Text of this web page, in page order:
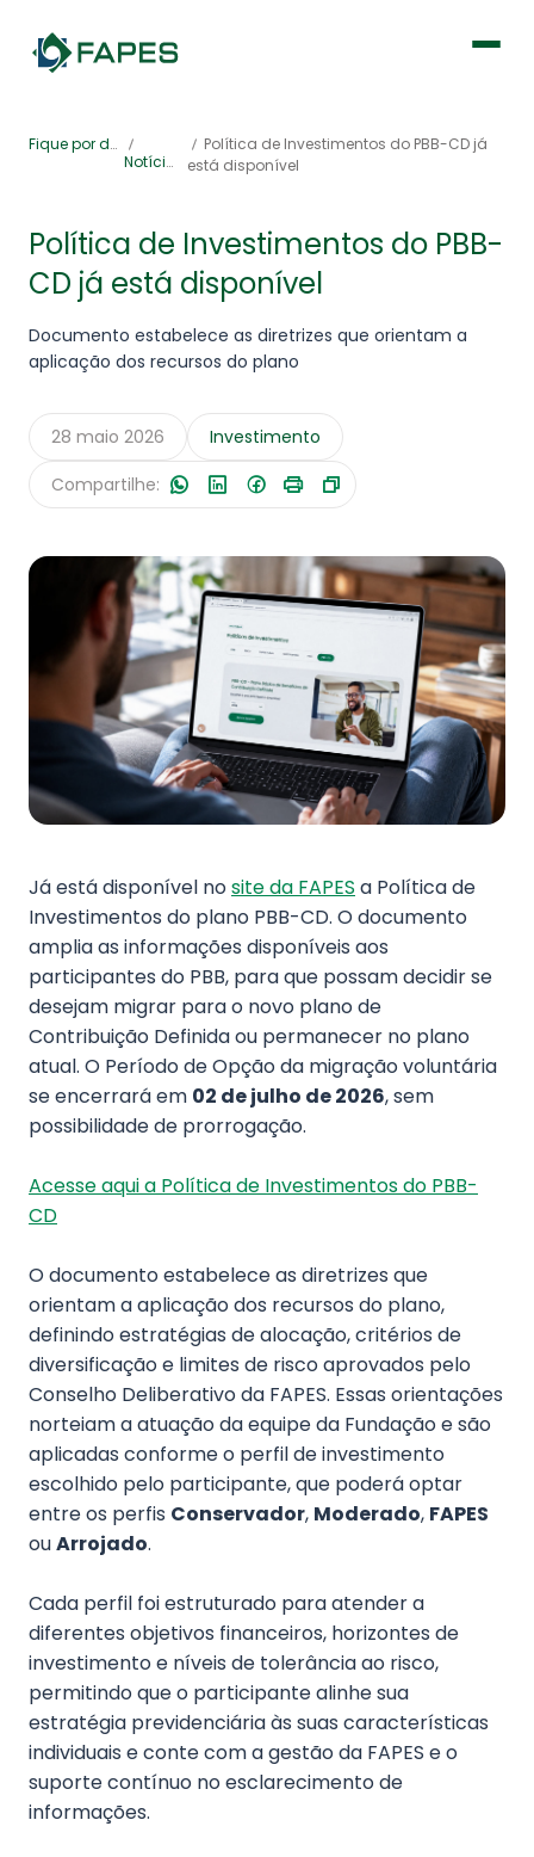
Institucional
Previdência
Saúde
Portal de Serviços
Fale Conosco
Fique por dentro
Notícias
Política de Investimentos do PBB-CD já
está disponível
Política de Investimentos do PBB-
CD já está disponível
Documento estabelece as diretrizes que orientam a
aplicação dos recursos do plano
28 maio 2026
Investimento
Compartilhe:
Já está disponível nosite da FAPES a Política de
Investimentos do plano PBB-CD. O documento
amplia as informações disponíveis aos
participantes do PBB, para que possam decidir se
desejam migrar para o novo plano de
Contribuição Definida ou permanecer no plano
atual. O Período de Opção da migração voluntária
se encerrará em 02 de julho de 2026, sem
possibilidade de prorrogação.
Acesse aqui a Política de Investimentos do PBB-
CD
O documento estabelece as diretrizes que
orientam a aplicação dos recursos do plano,
definindo estratégias de alocação, critérios de
diversificação e limites de risco aprovados pelo
Conselho Deliberativo da FAPES. Essas orientações
norteiam a atuação da equipe da Fundação e são
aplicadas conforme o perfil de investimento
escolhido pelo participante, que poderá optar
entre os perfis Conservador, Moderado, FAPES
ouArrojado.
Cada perfil foi estruturado para atender a
diferentes objetivos financeiros, horizontes de
investimento e níveis de tolerância ao risco,
permitindo que o participante alinhe sua
estratégia previdenciária às suas características
individuais e conte com a gestão da FAPES e o
suporte contínuo no esclarecimento de
informações.